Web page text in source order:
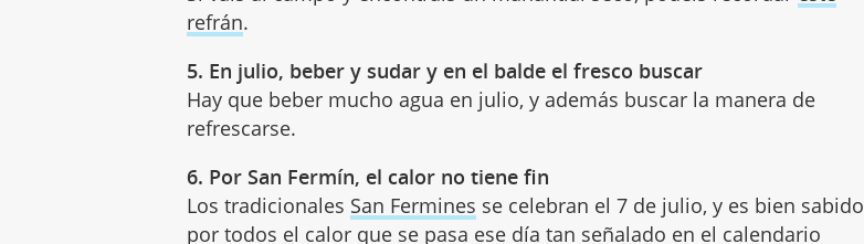
refrán.
5. En julio, beber y sudar y en el balde el fresco buscar
Hay que beber mucho agua en julio, y además buscar la manera de
refrescarse.
6. Por San Fermín, el calor no tiene fin
Los tradicionales San Fermines se celebran el 7 de julio, y es bien sabido
por todos el calor que se pasa ese día tan señalado en el calendario